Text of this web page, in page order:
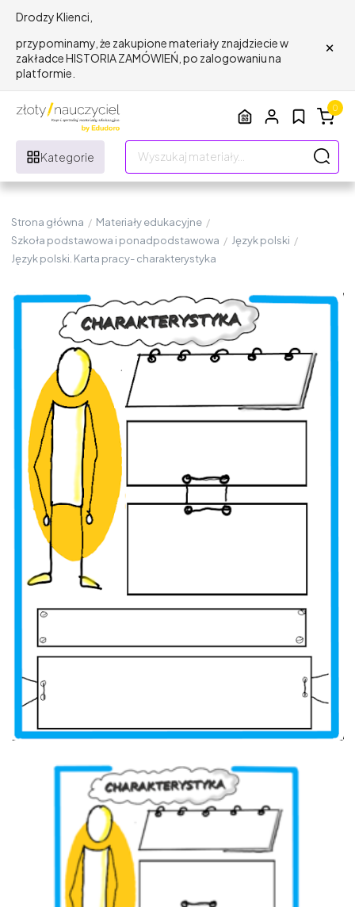
Drodzy Klienci,
przypominamy, że zakupione materiały znajdziecie w
zakładce HISTORIA ZAMÓWIEŃ, po zalogowaniu na
platformie.
×
Kategorie
0
Strona główna / Materiały edukacyjne /
Szkoła podstawowa i ponadpodstawowa / Język polski /
Język polski. Karta pracy- charakterystyka